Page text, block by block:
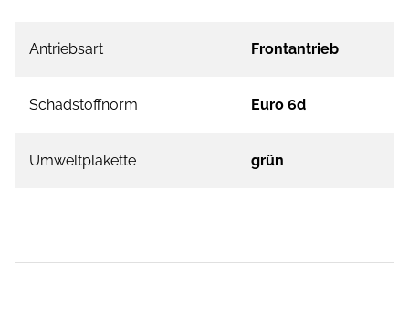
Antriebsart Frontantrieb
Schadstoffnorm Euro 6d
Umweltplakette grün